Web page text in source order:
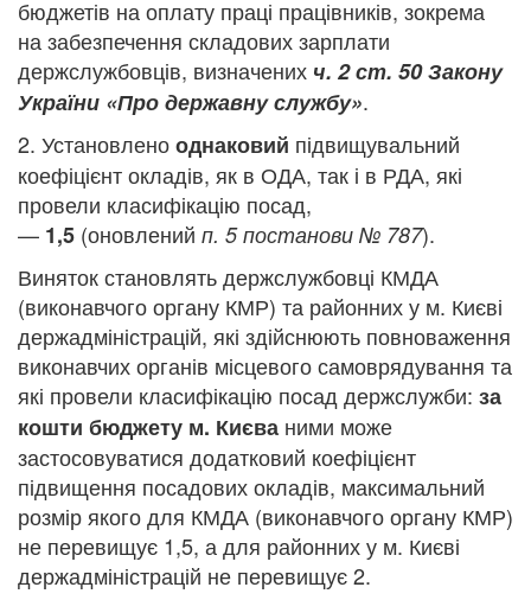
бюджетів на оплату праці працівників, зокрема
на забезпечення складових зарплати
держслужбовців, визначених ч. 2 ст. 50 Закону
України «Про державну службу».
2. Установленооднаковий підвищувальний
коефіцієнт окладів, як в ОДА, так і в РДА, які
провели класифікацію посад,
— 1,5 (оновлений п. 5 постанови № 787).
Виняток становлять держслужбовці КМДА
(виконавчого органу КМР) та районних у м. Києві
держадміністрацій, які здійснюють повноваження
виконавчих органів місцевого самоврядування та
які провели класифікацію посад держслужби: за
кошти бюджету м. Києва ними може
застосовуватися додатковий коефіцієнт
підвищення посадових окладів, максимальний
розмір якого для КМДА (виконавчого органу КМР)
не перевищує 1,5, а для районних у м. Києві
держадміністрацій не перевищує 2.